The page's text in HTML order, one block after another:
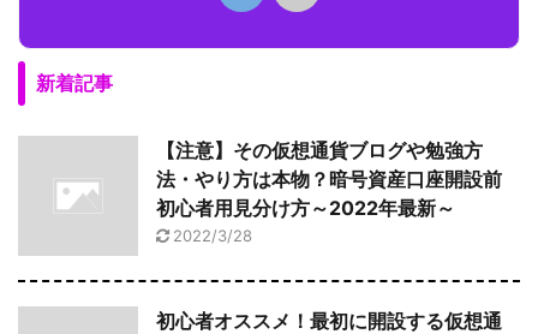
新着記事
【注意】その仮想通貨ブログや勉強方
法・やり方は本物？暗号資産口座開設前
初心者用見分け方～2022年最新～
2022/3/28
初心者オススメ！最初に開設する仮想通